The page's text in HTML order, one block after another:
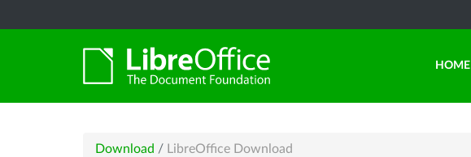
HOME
Download / LibreOffice Download